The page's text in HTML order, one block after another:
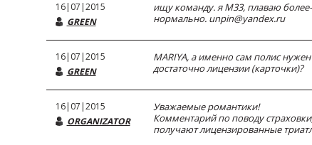
16|07|2015
GREEN
ищу команду. я М33, плаваю
нормально. unpin@yandex.ru
16|07|2015
GREEN
MARIYA, а именно сам полис
достаточно лицензии (карточки)?
16|07|2015
ORGANIZATOR
Уважаемые романтики!
Комментарий по поводу
получают лицензированные